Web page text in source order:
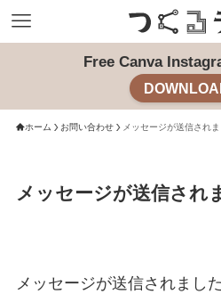
Free Canva
ホーム お問い合わせ メッセージが送信され
メッセージが送信され
メッセージが送信されました